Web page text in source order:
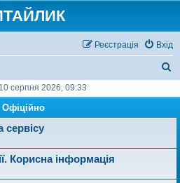
Вхід
Реєстрація
у
серпня 2026, 09:33
Офіційно
сервісу
Корисна інформація